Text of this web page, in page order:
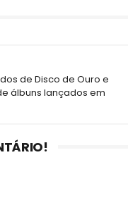
de Disco de Ouro e
álbuns lançados em